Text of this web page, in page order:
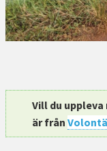
Vill du
är från